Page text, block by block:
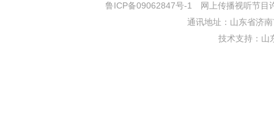
鲁ICP备09062847号-1
网上传播视听节目
通讯地址：山东省济
技术支持： 山